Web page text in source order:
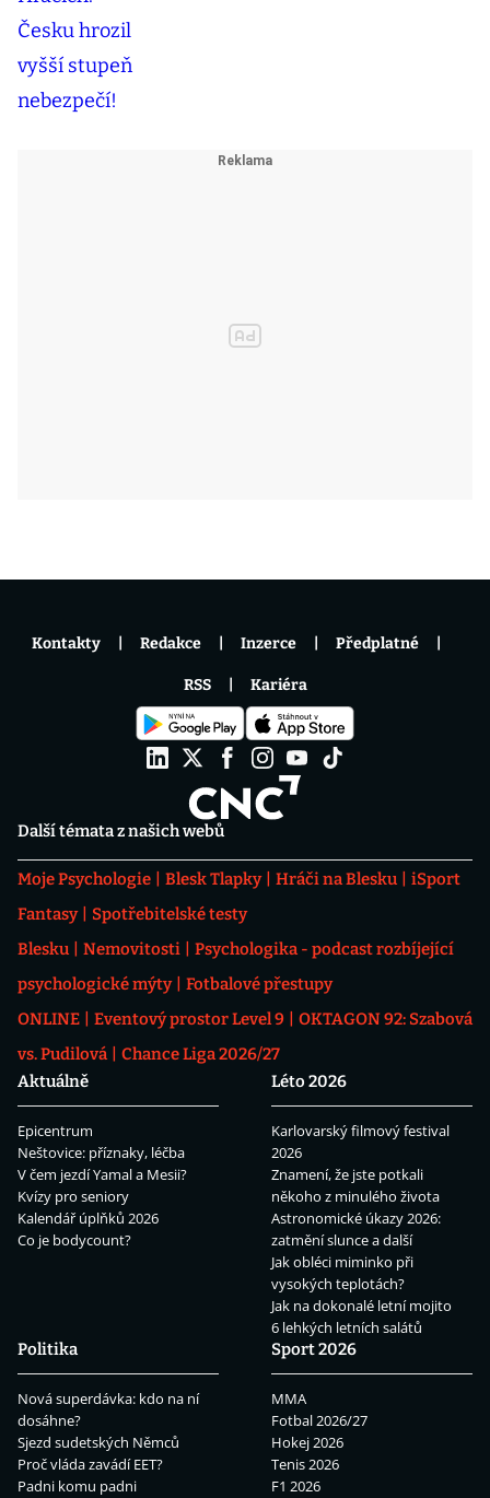
Další témata z našich webů
Moje Psychologie Blesk Tlapky Hráči na Blesku
iSport
Fantasy
Spotřebitelské testy
Blesku
Nemovitosti
Psychologika - podcast rozbíjející
psychologické mýty
Fotbalové přestupy
ONLINE
Eventový prostor Level 9
OKTAGON 92: Szabová
vs. Pudilová
Chance Liga 2026/27
Aktuálně
Epicentrum
Neštovice: příznaky, léčba
V čem jezdí Yamal a Mesii?
Kvízy pro seniory
Kalendář úplňků 2026
Co je bodycount?
Léto 2026
Karlovarský filmový festival
2026
Znamení, že jste potkali
někoho z minulého života
Astronomické úkazy 2026:
zatmění slunce a další
Jak obléci miminko při
vysokých teplotách?
Jak na dokonalé letní mojito
6 lehkých letních salátů
Politika
Nová superdávka: kdo na ní
dosáhne?
Sjezd sudetských Němců
Proč vláda zavádí EET?
Padni komu padni
Sport 2026
MMA
Fotbal 2026/27
Hokej 2026
Tenis 2026
F1 2026
Kontakty Redakce Inzerce Předplatné
RSS Kariéra